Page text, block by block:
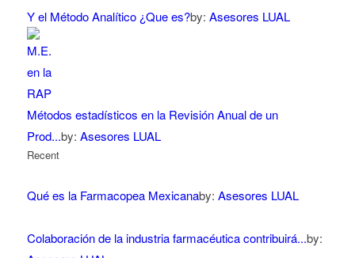
Y el Método Analítico ¿Que es?by: Asesores LUAL
Métodos estadísticos en la Revisión Anual de un
Prod...by: Asesores LUAL
Recent
Qué es la Farmacopea Mexicanaby: Asesores LUAL
Colaboración de la industria farmacéutica contribuirá...by: